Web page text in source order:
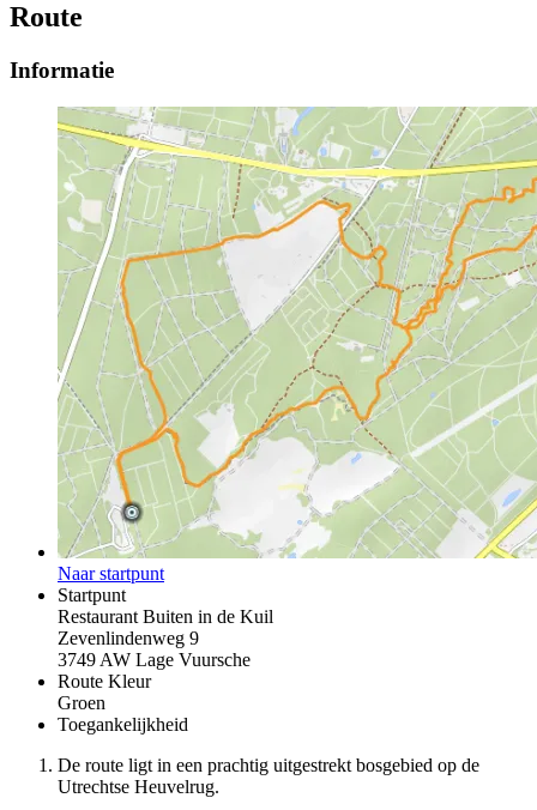
Route
Informatie
Naar startpunt
Startpunt
Restaurant Buiten in de Kuil
Zevenlindenweg 9
3749 AW Lage Vuursche
Route Kleur
Groen
Toegankelijkheid
De route ligt in een prachtig uitgestrekt bosgebied op de
Utrechtse Heuvelrug.